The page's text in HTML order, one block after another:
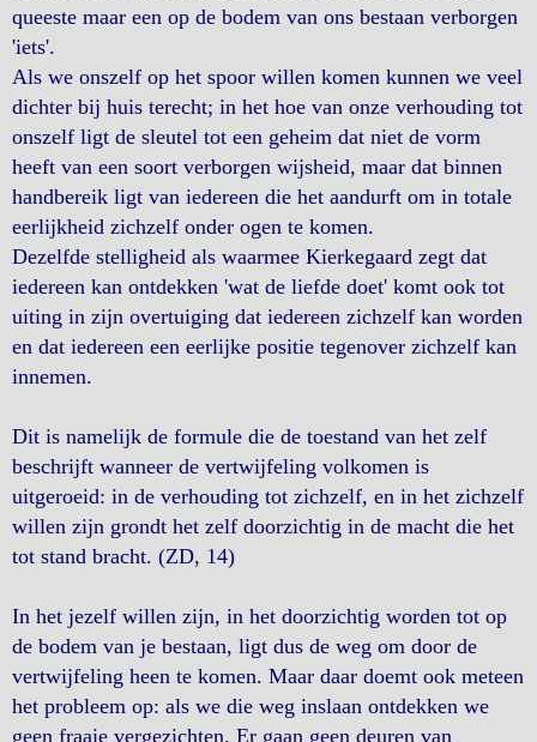
queeste maar een op de bodem van ons bestaan verborgen
'iets'.
Als we onszelf op het spoor willen komen kunnen we veel
dichter bij huis terecht; in het hoe van onze verhouding tot
onszelf ligt de sleutel tot een geheim dat niet de vorm
heeft van een soort verborgen wijsheid, maar dat binnen
handbereik ligt van iedereen die het aandurft om in totale
eerlijkheid zichzelf onder ogen te komen.
Dezelfde stelligheid als waarmee Kierkegaard zegt dat
iedereen kan ontdekken 'wat de liefde doet' komt ook tot
uiting in zijn overtuiging dat iedereen zichzelf kan worden
en dat iedereen een eerlijke positie tegenover zichzelf kan
innemen.
Dit is namelijk de formule die de toestand van het zelf
beschrijft wanneer de vertwijfeling volkomen is
uitgeroeid: in de verhouding tot zichzelf, en in het zichzelf
willen zijn grondt het zelf doorzichtig in de macht die het
tot stand bracht. (ZD, 14)
In het jezelf willen zijn, in het doorzichtig worden tot op
de bodem van je bestaan, ligt dus de weg om door de
vertwijfeling heen te komen. Maar daar doemt ook meteen
het probleem op: als we die weg inslaan ontdekken we
geen fraaie vergezichten. Er gaan geen deuren van